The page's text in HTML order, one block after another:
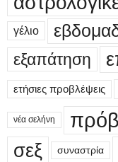
γέλιο
εξαπάτηση
ετήσιες προβλέψεις
νέα σελήνη
σεξ συναστρία